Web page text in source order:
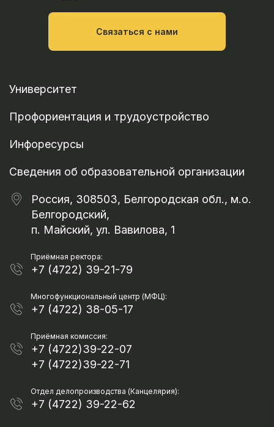
Связаться с нами
Университет
Профориентация и трудоустройство
Инфоресурсы
Сведения об образовательной организации
Россия, 308503, Белгородская обл., м.о.
Белгородский,
п. Майский, ул. Вавилова, 1
Приёмная ректора:
+7 (4722) 39-21-79
Многофункциональный центр (МФЦ):
+7 (4722) 38-05-17
Приёмная комиссия:
+7 (4722)39-22-07
+7 (4722)39-22-71
Отдел делопроизводства (Канцелярия):
+7 (4722) 39-22-62